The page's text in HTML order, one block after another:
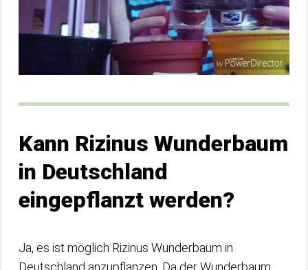
Kann Rizinus Wunderbaum
in Deutschland
eingepflanzt werden?
Ja, es ist möglich Rizinus Wunderbaum in
Deutschland anzupflanzen. Da der Wunderbaum